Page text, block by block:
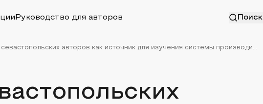
Руководство для авторов
авторов как источник для изучения системы производи...